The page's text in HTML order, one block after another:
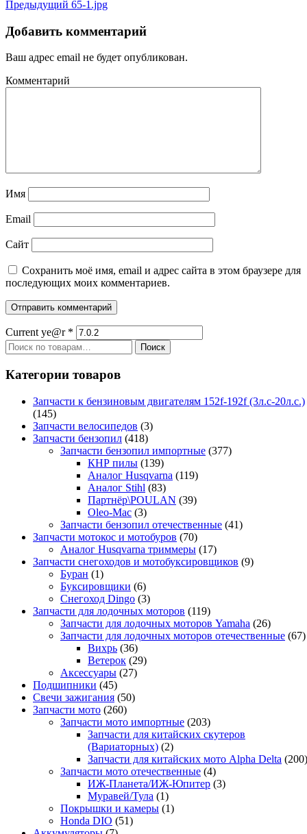
Навигация
по
записям
Предыдущая
Предыдущий 65-1.jpg
Добавить комментарий
Ваш адрес email не будет опубликован.
Комментарий
Имя
Email
Сайт
Сохранить моё имя, email и адрес сайта в этом браузере для
последующих моих комментариев.
Current ye@r *
Искать:
Поиск
Категории товаров
Запчасти к бензиновым двигателям 152f-192f (3л.с-20л.с.)
(145)
Запчасти велосипедов (3)
Запчасти бензопил (418)
Запчасти бензопил импортные (377)
КНР пилы (139)
Аналог Husqvarna (119)
Аналог Stihl (83)
Партнёр\POULAN (39)
Oleo-Mac (3)
Запчасти бензопил отечественные (41)
Запчасти мотокос и мотобуров (70)
Аналог Husqvarna триммеры (17)
Запчасти снегоходов и мотобуксировщиков (9)
Буран (1)
Буксировщики (6)
Снегоход Dingo (3)
Запчасти для лодочных моторов (119)
Запчасти для лодочных моторов Yamaha (26)
Запчасти для лодочных моторов отечественные (67)
Вихрь (36)
Ветерок (29)
Аксессуары (27)
Подшипники (45)
Свечи зажигания (50)
Запчасти мото (260)
Запчасти мото импортные (203)
Запчасти для китайских скутеров
(Вариаторных) (2)
Запчасти для китайских мото Alpha Delta (200)
Запчасти мото отечественные (4)
ИЖ-Планета/ИЖ-Юпитер (3)
Муравей/Тула (1)
Покрышки и камеры (1)
Honda DIO (51)